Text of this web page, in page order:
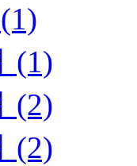
(1)
(2)
(2)